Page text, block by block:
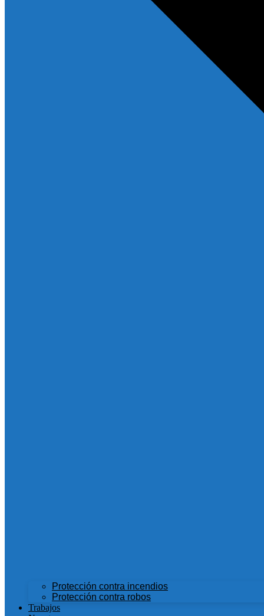
Protección contra incendios
Protección contra robos
Trabajos